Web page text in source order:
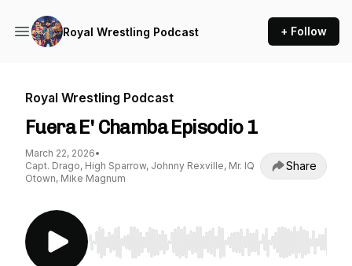
Royal Wrestling Podcast + Follow
Royal Wrestling Podcast
Fuera E' Chamba Episodio 1
March 22, 2026•
Capt. Drago, High Sparrow, Johnny Rexville, Mr. IQ
Otown, Mike Magnum
Share
Use Left/Right to seek, Home/End to jump to